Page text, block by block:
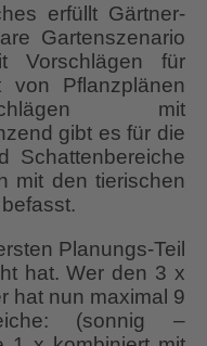
erfüllt Gärtner-
Gartenszenario
Vorschlägen für
von Pflanzplänen
mit
gibt es für die
Schattenbereiche
mit den tierischen
Planungs-Teil
hat. Wer den 3 x
hat nun maximal 9
(sonnig –